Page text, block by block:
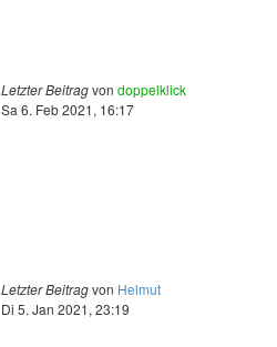
Letzter Beitragvon doppelklick
Sa 6. Feb 2021, 16:17
Letzter Beitragvon Helmut
Di 5. Jan 2021, 23:19